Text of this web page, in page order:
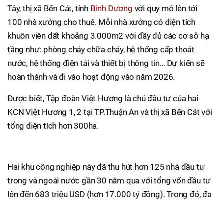
Tây, thị xã Bến Cát, tỉnh Bình Dương với quy mô lên tới
100 nhà xưởng cho thuê. Mỗi nhà xưởng có diện tích
khuôn viên đất khoảng 3.000m2 với đầy đủ các cơ sở hạ
tầng như: phòng cháy chữa cháy, hệ thống cấp thoát
nước, hệ thống điện tải và thiết bị thông tin… Dự kiến sẽ
hoàn thành và đi vào hoạt động vào năm 2026.
Được biết, Tập đoàn Việt Hương là chủ đầu tư của hai
KCN Việt Hương 1, 2 tại TP.Thuận An và thị xã Bến Cát với
tổng diện tích hơn 300ha.
Hai khu công nghiệp này đã thu hút hơn 125 nhà đầu tư
trong và ngoài nước gần 30 năm qua với tổng vốn đầu tư
lên đến 683 triệu USD (hơn 17.000 tỷ đồng). Trong đó, đa